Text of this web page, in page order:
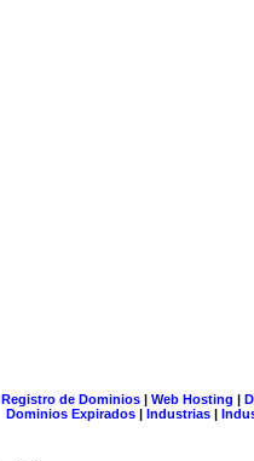
Registro de Dominios| Web Hosting |
Dominios Expirados | Industrias |